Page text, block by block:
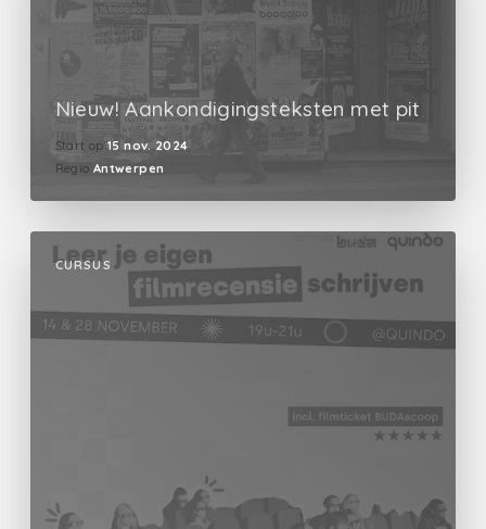
Nieuw! Aankondigingsteksten met pit
Start op 15 nov. 2024
Regio Antwerpen
CURSUS